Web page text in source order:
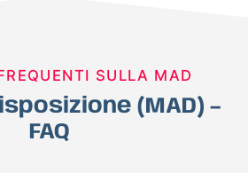
SULLA MAD
(MAD) –
FAQ